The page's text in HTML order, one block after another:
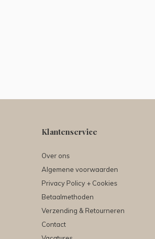
Klantenservice
Over ons
Algemene voorwaarden
Privacy Policy + Cookies
Betaalmethoden
Verzending & Retourneren
Contact